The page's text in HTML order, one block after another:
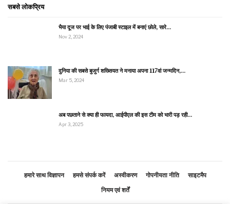
सबसे लोकप्रिय
भैया दूज पर भाई के लिए पंजाबी स्टाइल में बनाएं छोले, सारे…
Nov 2, 2024
दुनिया की सबसे बुजुर्ग शख्सियत ने मनाया अपना 117वां जन्मदिन,…
Mar 5, 2024
अब पछताने से क्या ही फायदा, आईपीएल की इस टीम को भारी पड़ रही…
Apr 3, 2025
हमारे साथ विज्ञापन हमसे संपर्क करें अस्वीकरण गोपनीयता नीति
साइटमैप
नियम एवं शर्तें